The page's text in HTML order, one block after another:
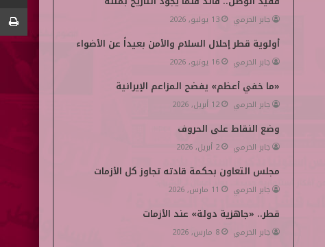
و
ك
ر
د
إ
و
ب
e
جابر الحرمي 13 يوليو, 2026
أولوية قطر إحلال السلام والأمن بعيداً عن الأضواء
جابر الحرمي 16 يونيو, 2026
«ما خفي أعظم» يفضح المزاعم الإيرانية
جابر الحرمي 12 أبريل, 2026
وضع النقاط على الحروف
جابر الحرمي 2 أبريل, 2026
مجلس التعاون بحكمة قادته تجاوز كل الأزمات
جابر الحرمي 11 مارس, 2026
قطر.. «جاهزية دولة» عند الأزمات
جابر الحرمي 8 مارس, 2026